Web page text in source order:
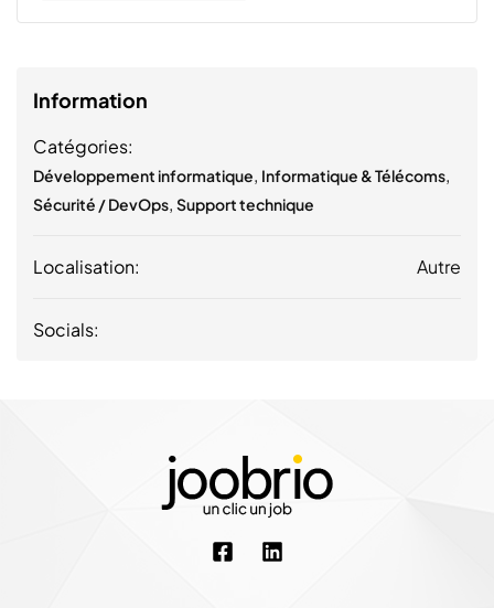
Information
Catégories:
Développement informatique, Informatique & Télécoms,
Sécurité / DevOps, Support technique
Localisation: Autre
Socials: